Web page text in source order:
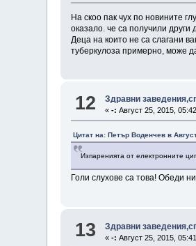
На скоо пак чух по новините
оказало. че са получили други
Деца на които не са слагани
туберкулоза примерно, може
12 Здравни
«-: Август 25, 2015,
Цитат на: Петър Воденчев в
Изпаренията от електронните
Голи слухове са това! Обеди
13 Здравни
«-: Август 25, 2015,